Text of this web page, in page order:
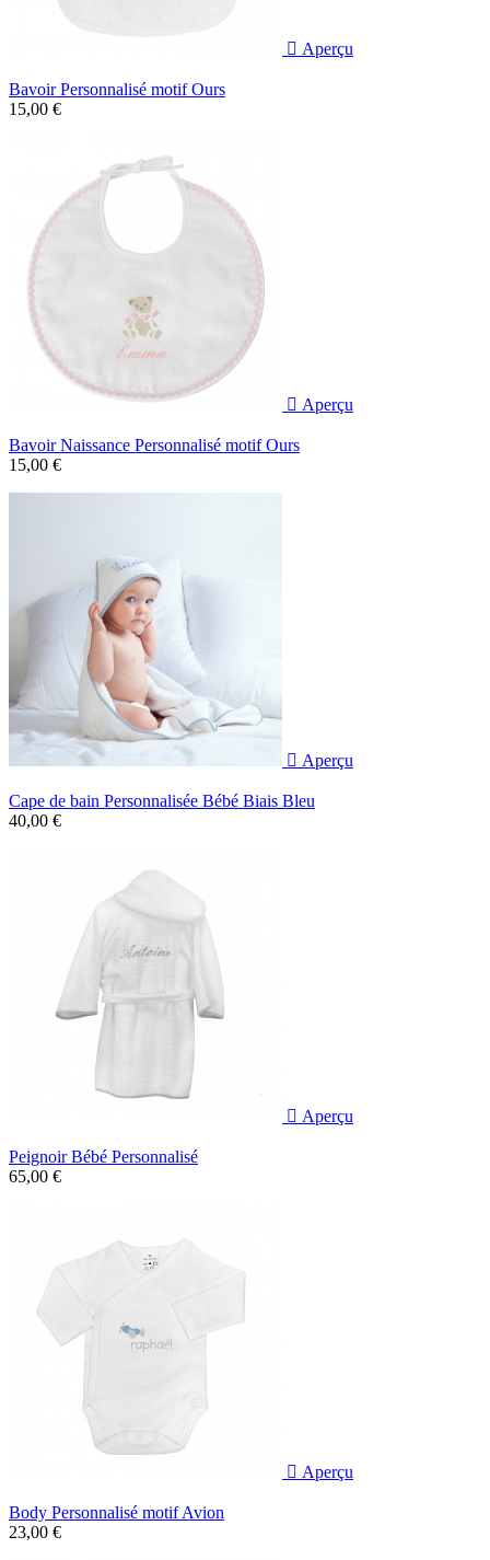
 Aperçu
Bavoir Personnalisé motif Ours
15,00 €
 Aperçu
Bavoir Naissance Personnalisé motif Ours
15,00 €
 Aperçu
Cape de bain Personnalisée Bébé Biais Bleu
40,00 €
 Aperçu
Peignoir Bébé Personnalisé
65,00 €
 Aperçu
Body Personnalisé motif Avion
23,00 €